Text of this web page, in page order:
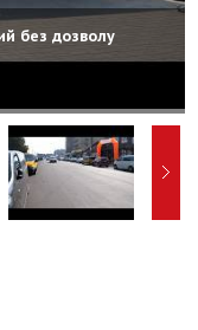
без дозволу